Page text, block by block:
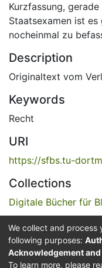
Kurzfassung,
Staatsexamen ist
nocheinmal zu
Description
Originaltext vom
Keywords
Recht
URI
https://sfbs.tu-
Collections
Digitale Bücher für
Full item page
Service for
We collect and process
following purposes:
Acknowledgement
To learn more, please